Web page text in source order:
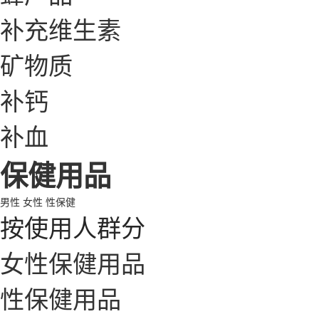
补充维生素
矿物质
补钙
补血
保健用品
男性 女性 性保健
按使用人群分
女性保健用品
性保健用品